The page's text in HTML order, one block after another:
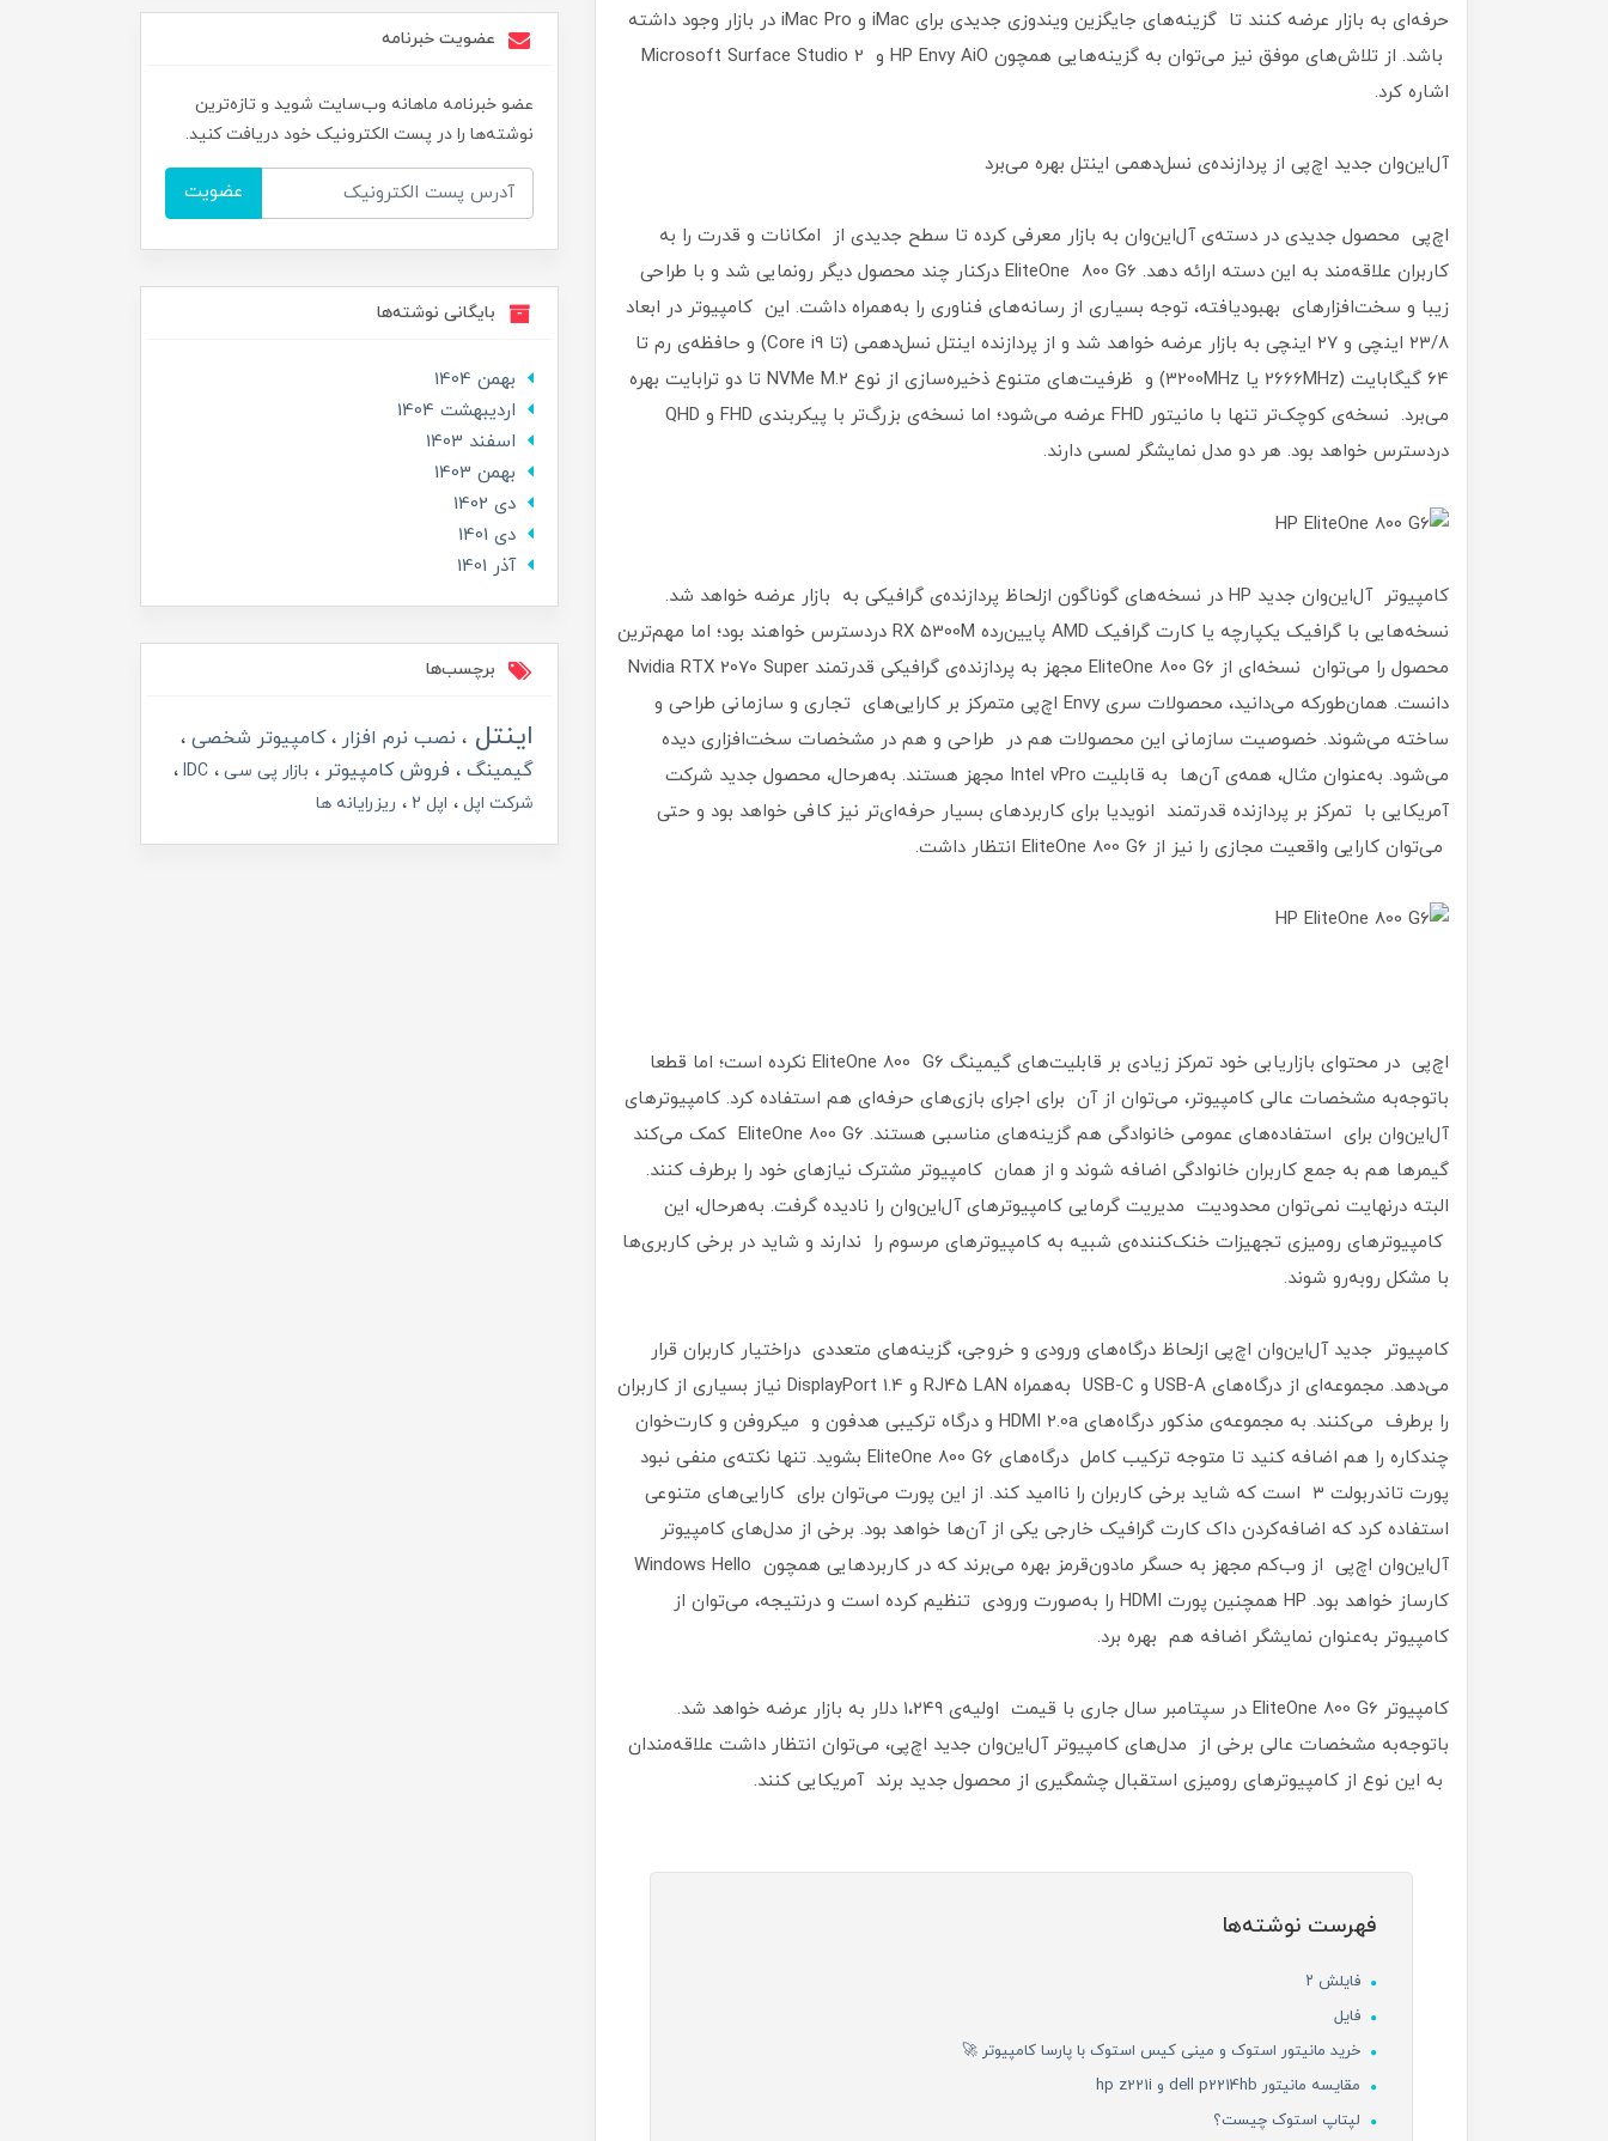
حرفه‌ای به بازار عرضه کنند تا گزینه‌های جایگزین ویندوزی جدیدی برای iMac و iMac Pro در بازار وجود داشته
باشد. از تلاش‌های موفق نیز می‌توان به گزینه‌هایی همچون HP Envy AiO و Microsoft Surface Studio 2
اشاره کرد.
آل‌این‌وان جدید اچ‌پی از پردازنده‌ی نسل‌دهمی اینتل بهره می‌برد
اچ‌پی محصول جدیدی در دسته‌ی آل‌این‌وان به بازار معرفی کرده تا سطح جدیدی از امکانات و قدرت را به
کاربران علاقه‌مند به این دسته ارائه دهد. EliteOne 800 G6 درکنار چند محصول دیگر رونمایی شد و با طراحی
زیبا و سخت‌افزارهای بهبودیافته، توجه بسیاری از رسانه‌های فناوری را به‌همراه داشت. این کامپیوتر در ابعاد
۲۳/۸ اینچی و ۲۷ اینچی به بازار عرضه خواهد شد و از پردازنده‌ اینتل نسل‌دهمی (تا Core i9) و حافظه‌ی رم تا
۶۴ گیگابایت (2666MHz یا 3200MHz) و ظرفیت‌های متنوع ذخیره‌سازی از نوع NVMe M.2 تا دو ترابایت بهره
می‌برد. نسخه‌ی کوچک‌تر تنها با مانیتور FHD عرضه می‌شود؛ اما نسخه‌ی بزرگ‌تر با پیکربندی FHD و QHD
دردسترس خواهد بود. هر دو مدل نمایشگر لمسی دارند.
کامپیوتر آل‌این‌وان جدید HP در نسخه‌های گوناگون ازلحاظ پردازنده‌ی گرافیکی به بازار عرضه خواهد شد.
نسخه‌هایی با گرافیک یکپارچه یا کارت گرافیک AMD پایین‌رده‌ RX 5300M دردسترس خواهند بود؛ اما مهم‌ترین
محصول را می‌توان نسخه‌ای از EliteOne 800 G6 مجهز به پردازنده‌ی گرافیکی قدرتمند Nvidia RTX 2070 Super
دانست. همان‌طورکه می‌دانید، محصولات سری Envy اچ‌پی متمرکز بر کارایی‌های تجاری و سازمانی طراحی و
ساخته می‌شوند. خصوصیت سازمانی این محصولات هم در طراحی و هم در مشخصات سخت‌افزاری دیده
می‌شود. به‌عنوان مثال، همه‌ی آن‌ها به قابلیت Intel vPro مجهز هستند. به‌هرحال، محصول جدید شرکت
آمریکایی با تمرکز بر پردازنده‌ قدرتمند انویدیا برای کاربردهای بسیار حرفه‌ای‌تر نیز کافی خواهد بود و حتی
می‌توان کارایی واقعیت مجازی را نیز از EliteOne 800 G6 انتظار داشت.
اچ‌پی در محتوای بازاریابی خود تمرکز زیادی بر قابلیت‌های گیمینگ EliteOne 800 G6 نکرده است؛ اما قطعا
باتوجه‌به مشخصات عالی کامپیوتر، می‌توان از آن برای اجرای بازی‌های حرفه‌ای هم استفاده کرد. کامپیوترهای
آل‌این‌وان برای استفاده‌های عمومی خانوادگی هم گزینه‌های مناسبی هستند. EliteOne 800 G6 کمک می‌کند
گیمرها هم به جمع کاربران خانوادگی اضافه شوند و از همان کامپیوتر مشترک نیازهای خود را برطرف کنند.
البته درنهایت نمی‌توان محدودیت مدیریت گرمایی کامپیوترهای آل‌این‌وان را نادیده گرفت. به‌هرحال، این
کامپیوترهای رومیزی تجهیزات خنک‌کننده‌ی شبیه به کامپیوترهای مرسوم را ندارند و شاید در برخی کاربری‌ها
با مشکل روبه‌رو شوند.
کامپیوتر جدید آل‌این‌وان اچ‌پی ازلحاظ درگاه‌های ورودی و خروجی، گزینه‌های متعددی دراختیار کاربران قرار
می‌دهد. مجموعه‌ای از درگاه‌های USB-A و USB-C به‌همراه RJ45 LAN و DisplayPort 1.4 نیاز بسیاری از کاربران
را برطرف می‌کنند. به مجموعه‌ی مذکور درگاه‌های HDMI 2.0a و درگاه ترکیبی هدفون و میکروفن و کارت‌‌خوان
چندکاره را هم اضافه کنید تا متوجه ترکیب کامل درگاه‌های EliteOne 800 G6 بشوید. تنها نکته‌ی منفی نبود
پورت تاندربولت ۳ است که شاید برخی کاربران را ناامید کند. از این پورت می‌توان برای کارایی‌های متنوعی
استفاده کرد که اضافه‌کردن داک کارت گرافیک خارجی یکی از آن‌ها خواهد بود. برخی از مدل‌های کامپیوتر
آل‌این‌وان اچ‌پی از وب‌کم مجهز به حسگر مادون‌قرمز بهره می‌برند که در کاربردهایی همچون Windows Hello
کارساز خواهد بود. HP همچنین پورت HDMI را به‌صورت ورودی تنظیم کرده است و درنتیجه، می‌توان از
کامپیوتر به‌عنوان نمایشگر اضافه هم بهره برد.
کامپیوتر EliteOne 800 G6 در سپتامبر سال جاری با قیمت اولیه‌ی ۱،۲۴۹ دلار به بازار عرضه خواهد شد.
باتوجه‌به مشخصات عالی برخی از مدل‌های کامپیوتر آل‌این‌وان جدید اچ‌پی، می‌توان انتظار داشت علاقه‌مندان
به این نوع از کامپیوترهای رومیزی استقبال چشمگیری از محصول جدید برند آمریکایی کنند.
فهرست نوشته‌ها
فایلش ۲
فایل
خرید مانیتور استوک و مینی کیس استوک با پارسا کامپیوتر 🚀
مقایسه مانیتور dell p2214hb و hp z221i
لپتاپ استوک چیست؟
عضویت خبرنامه
عضو خبرنامه ماهانه وب‌سایت شوید و تازه‌ترین
نوشته‌ها را در پست الکترونیک خود دریافت کنید.
عضویت
بایگانی نوشته‌ها
بهمن 1404
ارديبهشت 1404
اسفند 1403
بهمن 1403
دی 1402
دی 1401
آذر 1401
برچسب‌ها
اینتل نصب نرم افزار
کامپیوتر شخصی
گیمینگ
فروش کامپیوتر بازار پی سی
IDC
شرکت اپل
اپل 2 ریزرایانه ها